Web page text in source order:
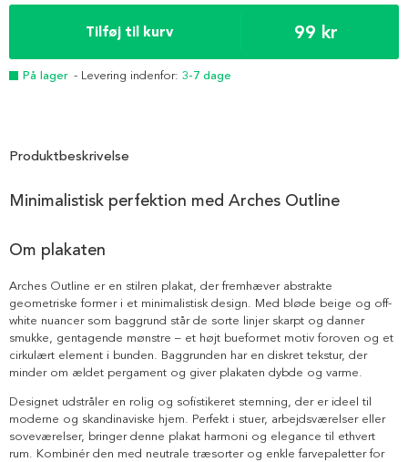
Tilføj til kurv 99 kr
På lager - Levering indenfor: 3-7 dage
Produktbeskrivelse
Minimalistisk perfektion med Arches Outline
Om plakaten
Arches Outline er en stilren plakat, der fremhæver abstrakte
geometriske former i et minimalistisk design. Med bløde beige og off-
white nuancer som baggrund står de sorte linjer skarpt og danner
smukke, gentagende mønstre – et højt bueformet motiv foroven og et
cirkulært element i bunden. Baggrunden har en diskret tekstur, der
minder om ældet pergament og giver plakaten dybde og varme.
Designet udstråler en rolig og sofistikeret stemning, der er ideel til
moderne og skandinaviske hjem. Perfekt i stuer, arbejdsværelser eller
soveværelser, bringer denne plakat harmoni og elegance til ethvert
rum. Kombinér den med neutrale træsorter og enkle farvepaletter for